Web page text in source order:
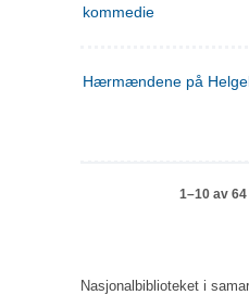
kommedie
Hærmændene på
1–10 av 64
Nasjonalbiblioteket i